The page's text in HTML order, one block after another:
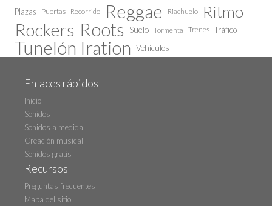
Plazas Puertas Recorrido Reggae Riachuelo Ritmo
Rockers Roots Suelo Tormenta Trenes Tráfico
Tunelón Iration Vehículos
Enlaces rápidos
Inicio
Sonidos
Sonidos a medida
Creación musical
Sonidos gratis
Recursos
Preguntas frecuentes
Mapa del sitio